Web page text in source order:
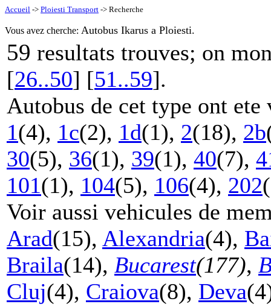
Accueil -> Ploiesti Transport -> Recherche
Vous avez cherche: Autobus Ikarus a Ploiesti.
59 resultats trouves; on
[26..50] [51..59].
Autobus de cet type ont
1(4), 1c(2), 1d(1), 2(18), 2b
30(5), 36(1), 39(1), 40(7),
101(1), 104(5), 106(4), 202
Voir aussi vehicules de
Arad(15), Alexandria(4),
Braila(14), Bucarest(177),
Cluj(4), Craiova(8), Deva